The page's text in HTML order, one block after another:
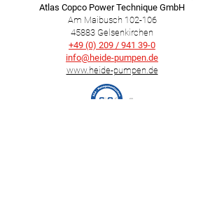
Atlas Copco Power Technique GmbH
Am Maibusch 102-106
45883 Gelsenkirchen
+49 (0) 209 / 941 39-0
info@heide-pumpen.de​
www.heide-pumpen.de